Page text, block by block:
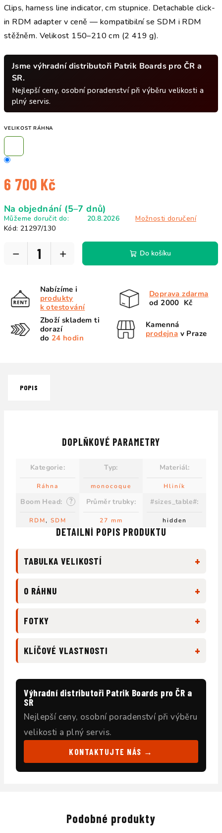
Clips, harness line indicator, cm stupnice. Detachable click-
in RDM adapter v ceně — kompatibilní se SDM i RDM
stěžněm. Velikost 150–210 cm (2 419 g).
Jsme výhradní distributoři Patrik Boards pro ČR a
SR.
Nejlepší ceny, osobní poradenství při výběru velikosti a
plný servis.
VELIKOST RÁHNA
6 700 Kč
cena:
Na objednání (5–7 dnů)
Můžeme doručit do: 20.8.2026
Možnosti doručení
Kód: 21297/130
+
− Do košíku
Nabízíme i
produkty
k otestování
Doprava zdarma
od 2000 Kč
Zboží skladem ti
dorazí
do 24 hodin
Kamenná
prodejna v Praze
POPIS
DETAILNÍ POPIS PRODUKTU
TABULKA VELIKOSTÍ +
O RÁHNU +
FOTKY +
KLÍČOVÉ VLASTNOSTI +
Výhradní distributoři Patrik Boards pro ČR a
SR
Nejlepší ceny, osobní poradenství při výběru
velikosti a plný servis.
KONTAKTUJTE NÁS →
DOPLŇKOVÉ PARAMETRY
Kategorie:
Ráhna
Typ:
monocoque
Materiál:
Hliník
?
Boom Head:
RDM, SDM
Průměr trubky:
27 mm
#sizes_table#:
hidden
Podobné produkty